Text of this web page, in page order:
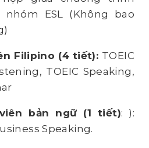
nhóm ESL (Không bao
Filipino (4 tiết): TOEIC
TOEIC Speaking,
bản ngữ (1 tiết): ):
Speaking.